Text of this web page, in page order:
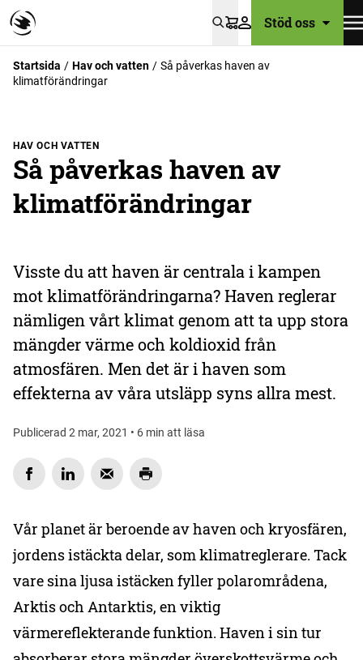
VarukorgStöd oss
Startsida Hav och vatten
Så påverkas haven av
klimatförändringar
HAV OCH VATTEN
Så påverkas haven av
klimatförändringar
Visste du att haven är centrala i kampen
mot klimatförändringarna? Haven reglerar
nämligen vårt klimat genom att ta upp stora
mängder värme och koldioxid från
atmosfären. Men det är i haven som
effekterna av våra utsläpp syns allra mest.
Publicerad 2 mar, 2021 • 6 min att läsa
Vår planet är beroende av haven och kryosfären,
jordens istäckta delar, som klimatreglerare. Tack
vare sina ljusa istäcken fyller polarområdena,
Arktis och Antarktis, en viktig
värmereflekterande funktion. Haven i sin tur